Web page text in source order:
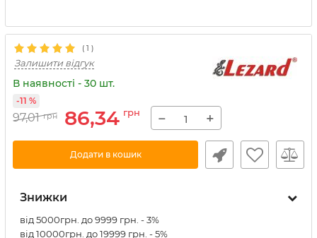
( 1 )
Залишити відгук
В наявності - 30 шт.
97,01 грн 86,34 грн
-11 %
− +
Додати в кошик
Знижки
від 5000грн. до 9999 грн. - 3%
від 10000грн. до 19999 грн. - 5%